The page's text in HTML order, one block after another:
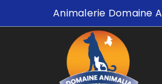
Animalerie Domaine